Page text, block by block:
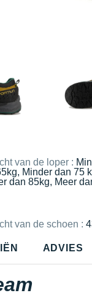
van de loper :
Minder dan 75
dan 85kg, Meer
van de schoen :
ADVIES